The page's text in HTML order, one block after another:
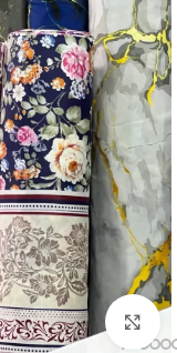
بزرگنمایی تصویر